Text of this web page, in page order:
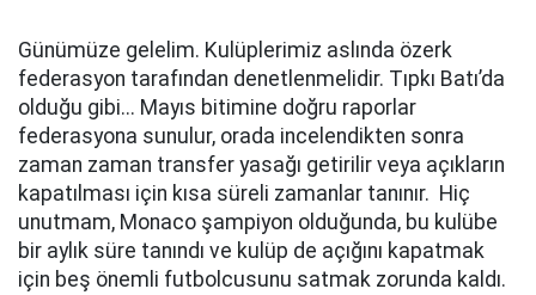
Günümüze gelelim. Kulüplerimiz aslında özerk
federasyon tarafından denetlenmelidir. Tıpkı Batı’da
olduğu gibi... Mayıs bitimine doğru raporlar
federasyona sunulur, orada incelendikten sonra
zaman zaman transfer yasağı getirilir veya açıkların
kapatılması için kısa süreli zamanlar tanınır. Hiç
unutmam, Monaco şampiyon olduğunda, bu kulübe
bir aylık süre tanındı ve kulüp de açığını kapatmak
için beş önemli futbolcusunu satmak zorunda kaldı.